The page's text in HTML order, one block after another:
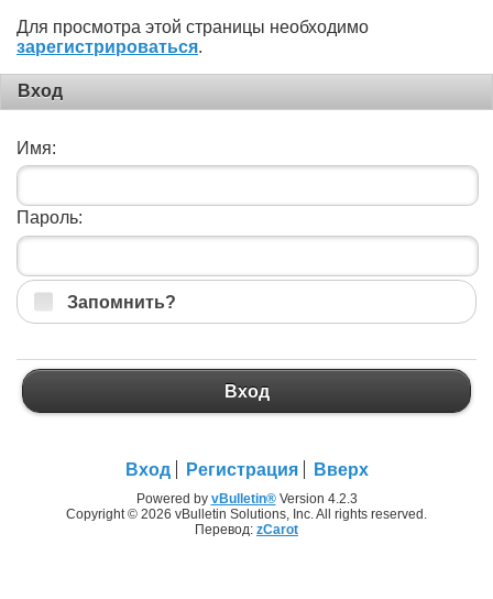
Для просмотра этой страницы необходимо
зарегистрироваться.
Вход
Имя:
Пароль:
Запомнить?
Вход
Вход Регистрация Вверх
Powered by vBulletin®Version 4.2.3
Copyright © 2026 vBulletin Solutions, Inc. All rights reserved.
Перевод: zCarot